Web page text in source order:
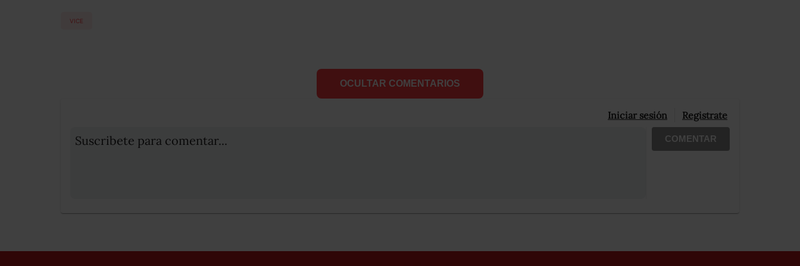
VICE
OCULTAR COMENTARIOS
Iniciar sesión Registrate
Suscribete para comentar... COMENTAR